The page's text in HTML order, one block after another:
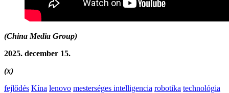
(China Media Group)
2025. december 15.
(x)
fejlődés Kína lenovo mesterséges intelligencia robotika technológia